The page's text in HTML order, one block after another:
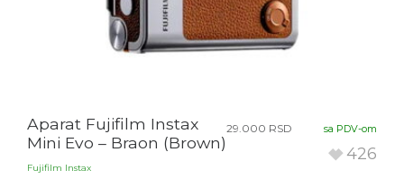
Aparat Fujifilm Instax
Mini Evo – Braon (Brown)
Fujifilm Instax
29.000 RSD sa PDV-om
426